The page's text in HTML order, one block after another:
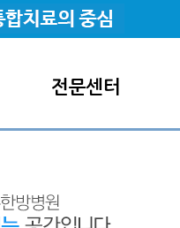
전문센터